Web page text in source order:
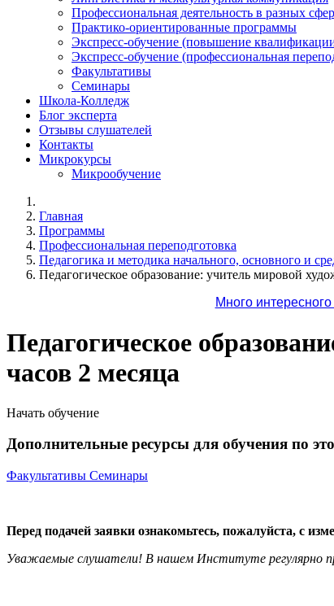
Профессиональная деятельность в разных
Практико-ориентированные программы
Экспресс-обучение (повышение
Экспресс-обучение (профессиональная
Факультативы
Семинары
Школа-Колледж
Блог эксперта
Отзывы слушателей
Контакты
Микрокурсы
Микрообучение
Главная
Программы
Профессиональная переподготовка
Педагогика и методика начального, основного и
Педагогическое образование: учитель мировой
Много
Педагогическое
часов 2 месяца
Начать обучение
Дополнительные ресурсы для обучения по
Факультативы Семинары
Перед подачей заявки ознакомьтесь, пожалуйста, с
Уважаемые слушатели! В нашем Институте регулярно